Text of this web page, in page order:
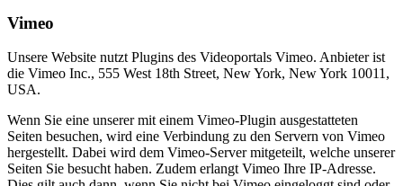
Vimeo
Unsere Website nutzt Plugins des Videoportals Vimeo. Anbieter ist
die Vimeo Inc., 555 West 18th Street, New York, New York 10011,
USA.
Wenn Sie eine unserer mit einem Vimeo-Plugin ausgestatteten
Seiten besuchen, wird eine Verbindung zu den Servern von Vimeo
hergestellt. Dabei wird dem Vimeo-Server mitgeteilt, welche unserer
Seiten Sie besucht haben. Zudem erlangt Vimeo Ihre IP-Adresse.